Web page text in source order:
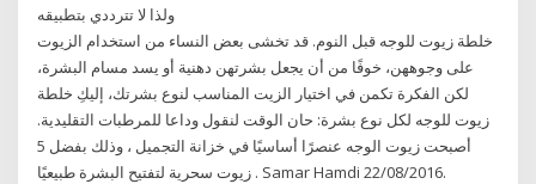
ولذا لا تترددي بتطبيقه
خلطة زيوت للوجه قبل النوم. قد تخشى بعض النساء من استخدام الزيوت
على وجوههن، خوفًا من أن يجعل بشرتهن دهنية أو يسد مسام البشرة،
لكن الفكرة تكمن في اختيار الزيت المناسب لنوع بشرتك، إليكِ خلطة
زيوت للوجه لكل نوع بشرة: حان الوقت لنقول وداعا للمرطبات التقليدية.
أصبحت زيوت الوجه عنصرًا أساسيًا في خزانة التجميل ، وذلك بفضل 5
زيوت سحرية لتفتيح البشرة طبيعيًا . Samar Hamdi 22/08/2016.